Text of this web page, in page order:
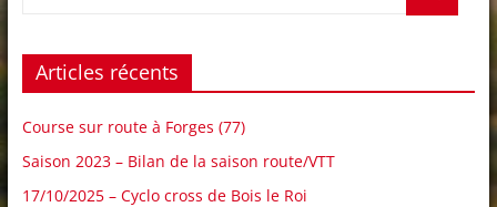
Articles récents
Course sur route à Forges (77)
Saison 2023 – Bilan de la saison route/VTT
17/10/2025 – Cyclo cross de Bois le Roi